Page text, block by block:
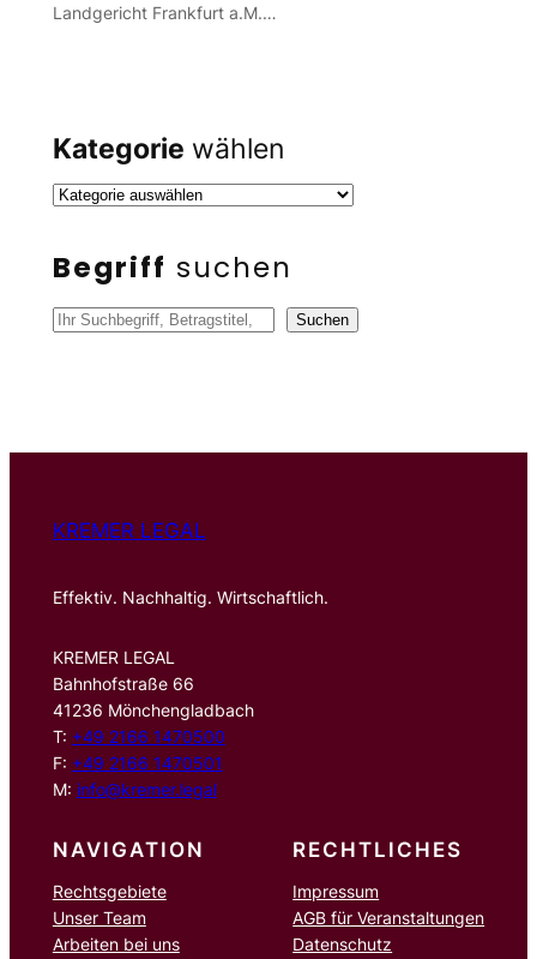
Landgericht Frankfurt a.M.…
Kategorie wählen
Begriff suchen
S
n
Suchen
KREMER LEGAL
Effektiv. Nachhaltig. Wirtschaftlich.
KREMER LEGAL
Bahnhofstraße 66
41236 Mönchengladbach
T: +49 2166 1470500
F: +49 2166 1470501
M: info@kremer.legal
NAVIGATION
Rechtsgebiete
Unser Team
Arbeiten bei uns
RECHTLICHES
Impressum
AGB für Veranstaltungen
Datenschutz